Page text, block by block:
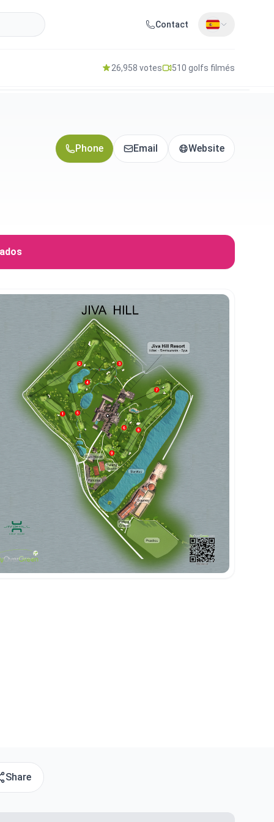
Contact
26,958 votes 510 golfs filmés
Phone Email Website
Share